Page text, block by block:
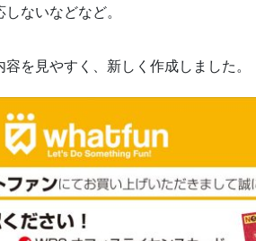
ないなどなど。
を見やすく、新しく作成しました。